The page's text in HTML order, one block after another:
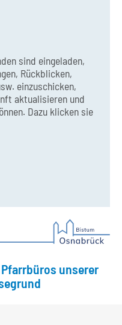
sind eingeladen,
Rückblicken,
einzuschicken,
aktualisieren und
Dazu klicken sie
unserer